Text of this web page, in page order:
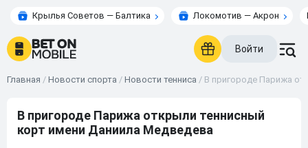
Крылья Советов — Балтика Локомотив — Акрон
Войти
Главная / Новости спорта / Новости тенниса / В пригороде Парижа
В пригороде Парижа открыли теннисный
корт имени Даниила Медведева